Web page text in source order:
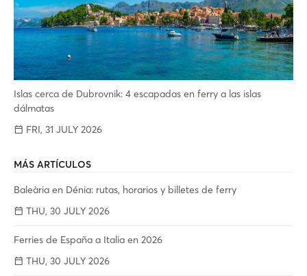
Islas cerca de Dubrovnik: 4 escapadas en ferry a las islas
dálmatas
FRI, 31 JULY 2026
MÁS ARTÍCULOS
Baleària en Dénia: rutas, horarios y billetes de ferry
THU, 30 JULY 2026
Ferries de España a Italia en 2026
THU, 30 JULY 2026